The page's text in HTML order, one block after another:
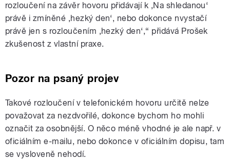
rozloučení na závěr hovoru přidávají k ‚Na shledanou‘
právě i zmíněné ‚hezký den‘, nebo dokonce nvystačí
právě jen s rozloučením ‚hezký den‘,“ přidává Prošek
zkušenost z vlastní praxe.
Pozor na psaný projev
Takové rozloučení v telefonickém hovoru určitě nelze
považovat za nezdvořilé, dokonce bychom ho mohli
označit za osobnější. O něco méně vhodné je ale např. v
oficiálním e-mailu, nebo dokonce v oficiálním dopisu, tam
se vysloveně nehodí.